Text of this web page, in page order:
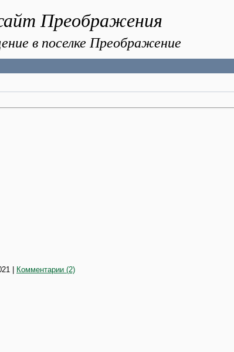
Преображения
в поселке Преображение
Комментарии (2)